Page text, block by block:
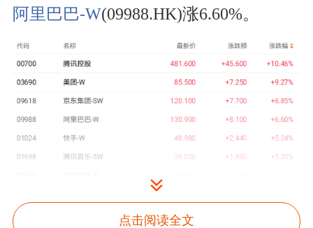
阿里巴巴-W(09988.HK)涨6.60%。
消息方面，腾讯涨幅居前，根据相关报
点击阅读全文